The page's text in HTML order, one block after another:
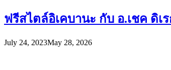
ฟรีสไตล์อิเคบานะ กับ อ.เชค ดิเ
July 24, 2023May 28, 2026